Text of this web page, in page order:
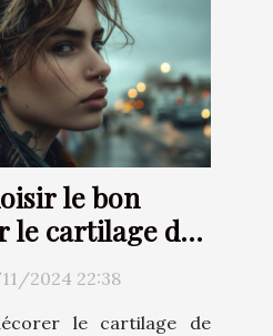
le bon
le cartilage de
2024 22:38
le cartilage de